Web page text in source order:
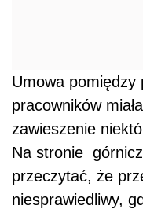
Umowa pomiędzy
pracowników
zawieszenie
Na stronie
przeczytać, że
niesprawiedliwy,